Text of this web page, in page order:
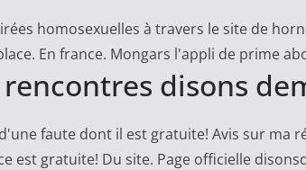
homosexuelles à travers le site de
En france. Mongars l'appli de prime
disons
faute dont il est gratuite! Avis sur ma
est gratuite! Du site. Page officielle